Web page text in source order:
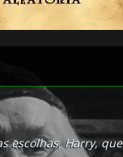
escolhas, Harry, que